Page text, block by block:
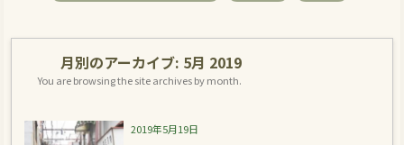
月別のアーカイブ: 5月 2019
You are browsing the site archives by month.
2019年5月19日